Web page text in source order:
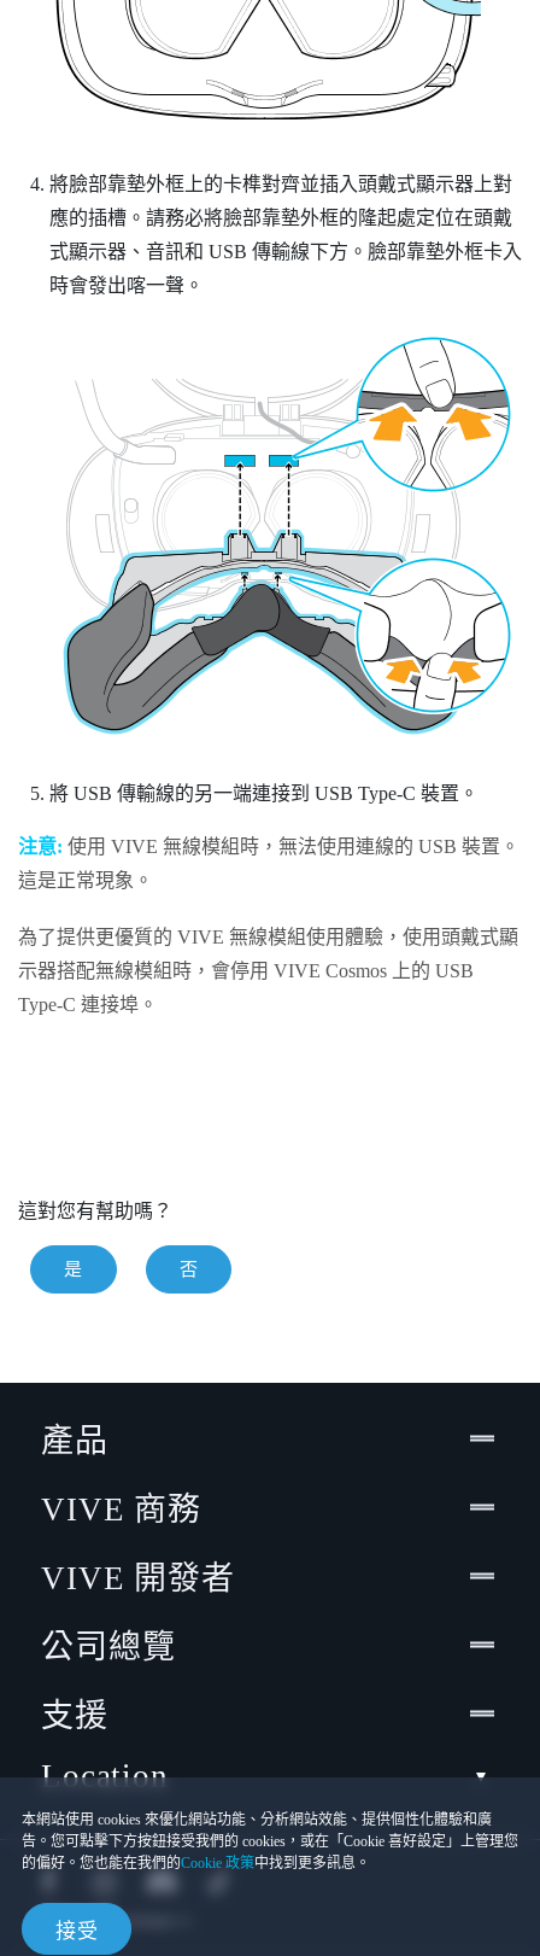
將臉部靠墊外框上的卡榫對齊並插入頭戴式顯示器上對
應的插槽。請務必將臉部靠墊外框的隆起處定位在頭戴
式顯示器、音訊和 USB 傳輸線下方。臉部靠墊外框卡入
時會發出喀一聲。
將 USB 傳輸線的另一端連接到 USB Type-C 裝置。
注意: 使用 VIVE 無線模組 時，無法使用連線的 USB 裝置。
這是正常現象。
為了提供更優質的 VIVE 無線模組使用體驗，使用頭戴式顯
示器搭配無線模組時，會停用 VIVE Cosmos 上的 USB
Type-C 連接埠。
這對您有幫助嗎？
是 否
本網站使用 cookies 來優化網站功能、分析網站效能、提供個性化體驗和廣
告。您可點擊下方按鈕接受我們的 cookies，或在「Cookie 喜好設定」上管理您
的偏好。您也能在我們的Cookie 政策中找到更多訊息。
接受
產品
VIVE 商務
VIVE 開發者
公司總覽
支援
Location